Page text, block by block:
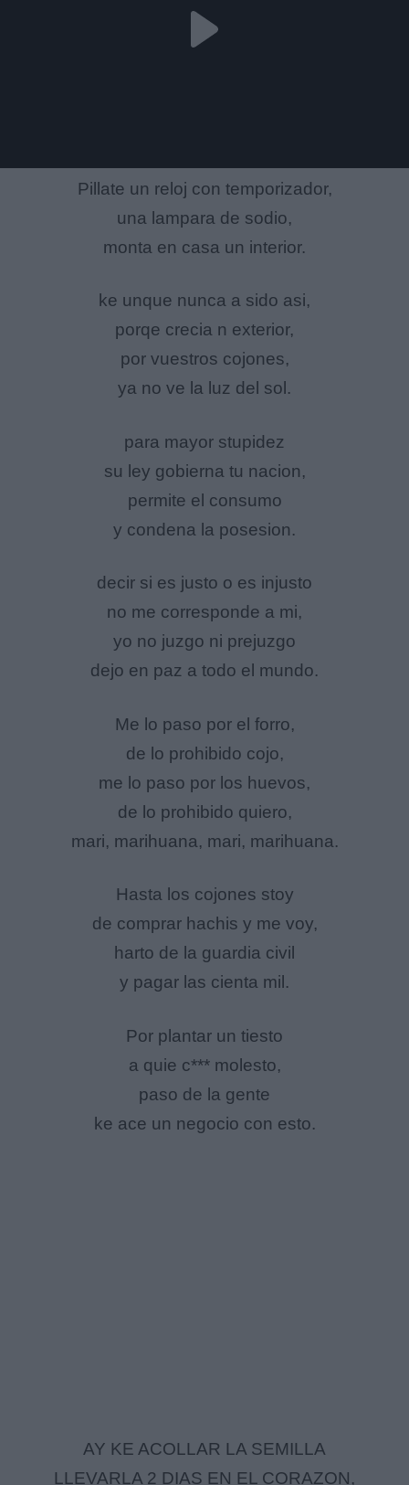
Pillate un reloj con temporizador,
una lampara de sodio,
monta en casa un interior.
ke unque nunca a sido asi,
porqe crecia n exterior,
por vuestros cojones,
ya no ve la luz del sol.
para mayor stupidez
su ley gobierna tu nacion,
permite el consumo
y condena la posesion.
decir si es justo o es injusto
no me corresponde a mi,
yo no juzgo ni prejuzgo
dejo en paz a todo el mundo.
Me lo paso por el forro,
de lo prohibido cojo,
me lo paso por los huevos,
de lo prohibido quiero,
mari, marihuana, mari, marihuana.
Hasta los cojones stoy
de comprar hachis y me voy,
harto de la guardia civil
y pagar las cienta mil.
Por plantar un tiesto
a quie c*** molesto,
paso de la gente
ke ace un negocio con esto.
AY KE ACOLLAR LA SEMILLA
LLEVARLA 2 DIAS EN EL CORAZON,